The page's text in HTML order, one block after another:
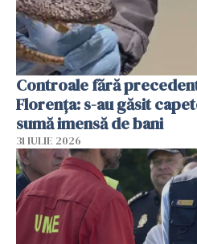
Controale fără
Florența: s-au găsit
sumă imensă de bani
31 IULIE 2026